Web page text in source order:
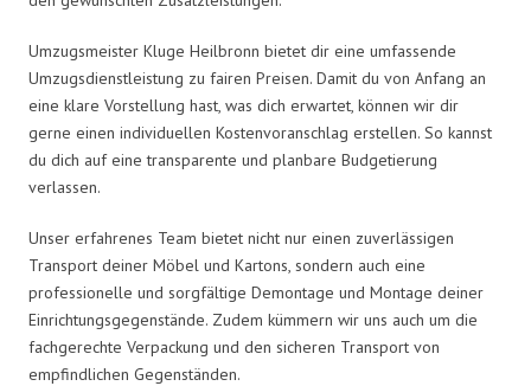
Umzugsmeister Kluge Heilbronn bietet dir eine umfassende
Umzugsdienstleistung zu fairen Preisen. Damit du von Anfang an
eine klare Vorstellung hast, was dich erwartet, können wir dir
gerne einen individuellen Kostenvoranschlag erstellen. So kannst
du dich auf eine transparente und planbare Budgetierung
verlassen.
Unser erfahrenes Team bietet nicht nur einen zuverlässigen
Transport deiner Möbel und Kartons, sondern auch eine
professionelle und sorgfältige Demontage und Montage deiner
Einrichtungsgegenstände. Zudem kümmern wir uns auch um die
fachgerechte Verpackung und den sicheren Transport von
empfindlichen Gegenständen.